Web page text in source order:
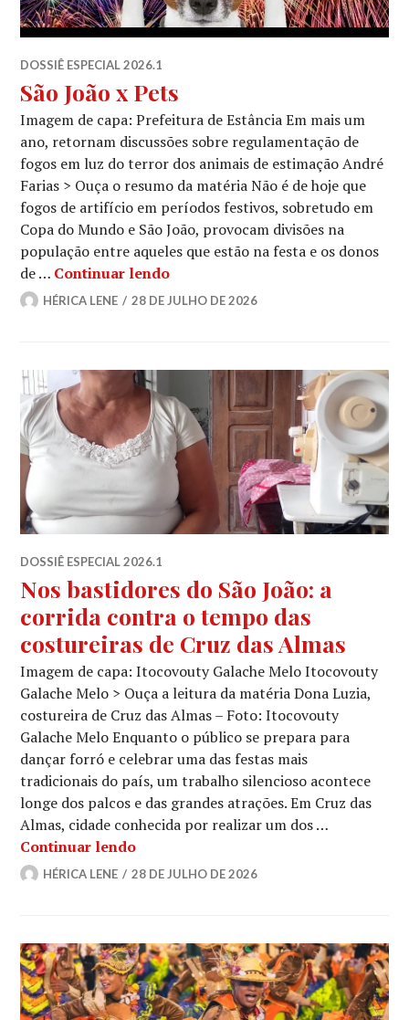
DOSSIÊ ESPECIAL 2026.1
São João x Pets
Imagem de capa: Prefeitura de Estância Em mais um
ano, retornam discussões sobre regulamentação de
fogos em luz do terror dos animais de estimação André
Farias > Ouça o resumo da matéria Não é de hoje que
fogos de artifício em períodos festivos, sobretudo em
Copa do Mundo e São João, provocam divisões na
população entre aqueles que estão na festa e os donos
de … Continuar lendoSão João x Pets
HÉRICA LENE 28 DE JULHO DE 2026
DOSSIÊ ESPECIAL 2026.1
Nos bastidores do São João: a
corrida contra o tempo das
costureiras de Cruz das Almas
Imagem de capa: Itocovouty Galache Melo Itocovouty
Galache Melo > Ouça a leitura da matéria Dona Luzia,
costureira de Cruz das Almas – Foto: Itocovouty
Galache Melo Enquanto o público se prepara para
dançar forró e celebrar uma das festas mais
tradicionais do país, um trabalho silencioso acontece
longe dos palcos e das grandes atrações. Em Cruz das
Almas, cidade conhecida por realizar um dos …
Continuar lendoNos bastidores do São João: a
HÉRICA LENE 28 DE JULHO DE 2026